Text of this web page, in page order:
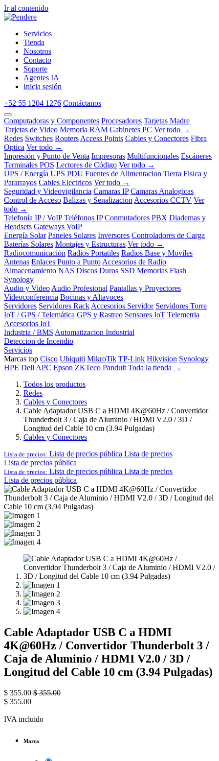
Ir al contenido
Servicios
Tienda
Nosotros
Contacto
Soporte
Agentes IA
Inicia sesión
+52 55 1204 1276 Contáctanos
Computadoras y Componentes Procesadores Tarjetas Madre
Tarjetas de Video Memoria RAM Gabinetes PC Ver todo →
Redes Switches Routers Access Points Cables y Conectores Fibra
Optica Ver todo →
Impresión y Punto de Venta Impresoras Multifuncionales Escáneres
Terminales POS Lectores de Código Ver todo →
UPS / Energía UPS PDU Fuentes de Alimentacion Tierra Fisica y
Pararrayos Cables Electricos Ver todo →
Seguridad y Videovigilancia Camaras IP Camaras Analogicas
Control de Acceso Balizas y Senalizacion Accesorios CCTV Ver
todo →
Telefonía IP / VoIP Teléfonos IP Conmutadores PBX Diademas y
Headsets Gateways VoIP
Energía Solar Paneles Solares Inversores Controladores de Carga
Baterías Solares Montajes y Estructuras Ver todo →
Radiocomunicación Radios Portatiles Radios Base y Moviles
Antenas Enlaces Punto a Punto Accesorios de Radio
Almacenamiento NAS Discos Duros SSD Memorias Flash
Synology
Audio y Video Audio Profesional Pantallas y Proyectores
Videoconferencia Bocinas y Altavoces
Servidores Servidores Rack Accesorios Servidor Servidores Torre
IoT / GPS / Telemática GPS y Rastreo Sensores IoT Telemetria
Accesorios IoT
Industria / BMS Automatizacion Industrial
Deteccion de Incendio
Servicios
Marcas top Cisco Ubiquiti MikroTik TP-Link Hikvision Synology
HPE Dell APC Epson ZKTeco Panduit Toda la tienda →
Todos los productos
Redes
Cables y Conectores
Cable Adaptador USB C a HDMI 4K@60Hz / Convertidor
Thunderbolt 3 / Caja de Aluminio / HDMI V2.0 / 3D /
Longitud del Cable 10 cm (3.94 Pulgadas)
Cables y Conectores
Lista de precios: Lista de precios pública Lista de precios
Lista de precios pública
Lista de precios: Lista de precios pública Lista de precios
Lista de precios pública
Cable Adaptador USB C a HDMI
4K@60Hz / Convertidor Thunderbolt 3 /
Caja de Aluminio / HDMI V2.0 / 3D /
Longitud del Cable 10 cm (3.94 Pulgadas)
$ 355.00 $355.00
$ 355.00
IVA incluido
Marca